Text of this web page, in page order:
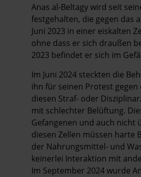
Anas al-Beltagy wird seit
festgehalten, die gegen das
Juni 2023 in einer eiskalten
ohne dass er sich draußen
2023 befindet er sich im
Im Juni 2024 steckten die
ihn für seinen Protest
diesen Straf- oder
mit schlechter Belüftung.
Gefangenen und auch nicht
diesen Zellen müssen harte
der Nahrungsmittel- und
keinerlei Interaktion mit
Im September 2024 wurde